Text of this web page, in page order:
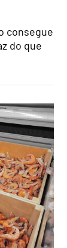
consegue
do que